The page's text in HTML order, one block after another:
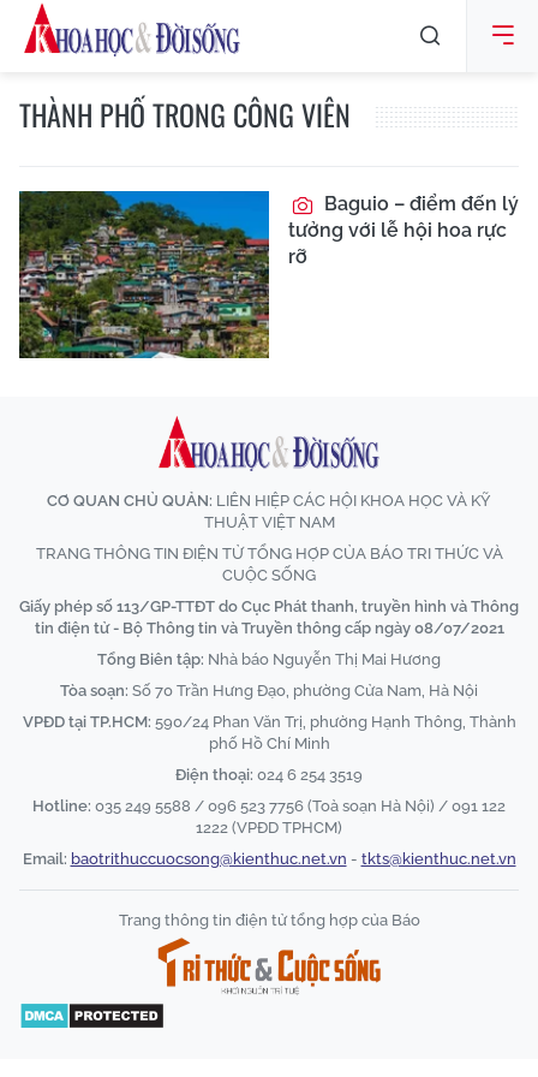
THÀNH PHỐ TRONG CÔNG VIÊN
Baguio – điểm đến lý
tưởng với lễ hội hoa rực
rỡ
CƠ QUAN CHỦ QUẢN: LIÊN HIỆP CÁC HỘI KHOA HỌC VÀ KỸ
THUẬT VIỆT NAM
TRANG THÔNG TIN ĐIỆN TỬ TỔNG HỢP CỦA BÁO TRI THỨC VÀ
CUỘC SỐNG
Giấy phép số 113/GP-TTĐT do Cục Phát thanh, truyền hình và Thông
tin điện tử - Bộ Thông tin và Truyền thông cấp ngày 08/07/2021
Tổng Biên tập: Nhà báo Nguyễn Thị Mai Hương
Tòa soạn: Số 70 Trần Hưng Đạo, phường Cửa Nam, Hà Nội
VPĐD tại TP.HCM: 590/24 Phan Văn Trị, phường Hạnh Thông, Thành
phố Hồ Chí Minh
Điện thoại: 024 6 254 3519
Hotline: 035 249 5588 / 096 523 7756 (Toà soạn Hà Nội) / 091 122
1222 (VPĐD TPHCM)
Email: baotrithuccuocsong@kienthuc.net.vn - tkts@kienthuc.net.vn
Trang thông tin điện tử tổng hợp của Báo